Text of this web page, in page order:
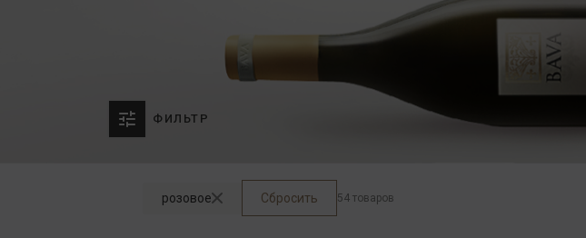
ФИЛЬТР
розовое Сбросить 54 товаров